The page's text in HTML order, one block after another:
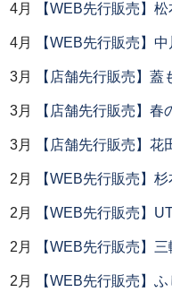
4月 【WEB先行販売】
4月 【WEB先行販売】
3月 【店舗先行販売】蓋
3月 【店舗先行販売】春
3月 【店舗先行販売】
2月 【WEB先行販売】
2月 【WEB先行販売】
2月 【WEB先行販売】
2月 【WEB先行販売】